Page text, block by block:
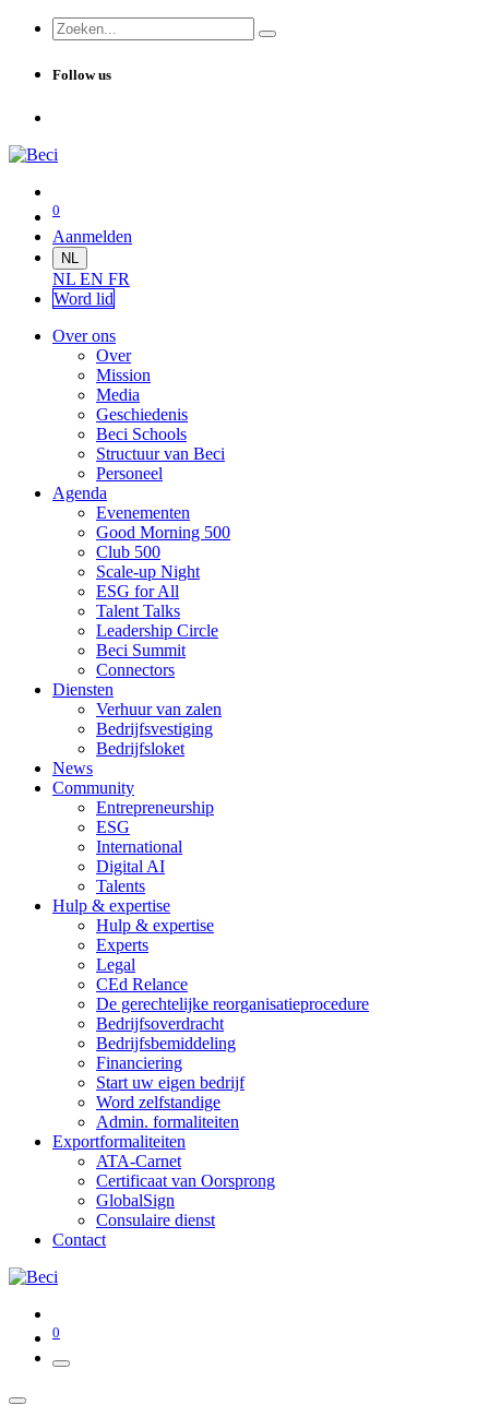
Follow us
0
Aanmelden
NL
NL EN FR
Word lid
Over ons
Over
Mission
Media
Geschiedenis
Beci Schools
Structuur van Beci
Personeel
Agenda
Evenementen
Good Morning 500
Club 500
Scale-up Night
ESG for All
Talent Talks
Leadership Circle
Beci Summit
Connectors
Diensten
Verhuur van zalen
Bedrijfsvestiging
Bedrijfsloket
News
Community
Entrepreneurship
ESG
International
Digital AI
Talents
Hulp & expertise
Hulp & expertise
Experts
Legal
CEd Relance
De gerechtelijke reorganisatieprocedure
Bedrijfsoverdracht
Bedrijfsbemiddeling
Financiering
Start uw eigen bedrijf
Word zelfstandige
Admin. formaliteiten
Exportformaliteiten
ATA-Carnet
Certificaat van Oorsprong
GlobalSign
Consulaire dienst
Contact
0